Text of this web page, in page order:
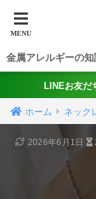
金属アレルギーの知
LINEお友だ
ホーム ネック
2026年6月1日